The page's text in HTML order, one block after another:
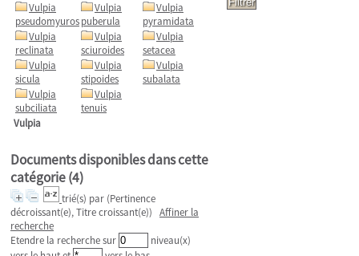
Vulpia
pseudomyuros
Vulpia
puberula
Vulpia
pyramidata
Vulpia
reclinata
Vulpia
sciuroides
Vulpia
setacea
Vulpia
sicula
Vulpia
stipoides
Vulpia
subalata
Vulpia
subciliata
Vulpia
tenuis
Vulpia
Documents disponibles dans cette
catégorie (4)
trié(s) par (Pertinence
décroissant(e), Titre croissant(e)) Affiner la
recherche
Etendre la recherche sur
niveau(x)